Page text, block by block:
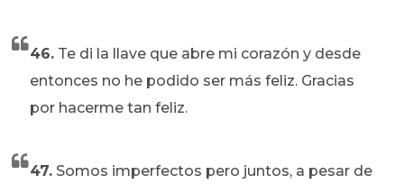
46. Te di la llave que abre mi corazón y desde
entonces no he podido ser más feliz. Gracias
por hacerme tan feliz.
47. Somos imperfectos pero juntos, a pesar de